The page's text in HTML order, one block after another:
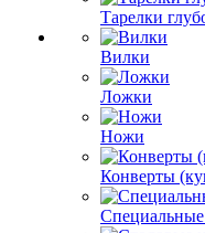
Тарелки
Вилки
Ложки
Ножи
Конверты